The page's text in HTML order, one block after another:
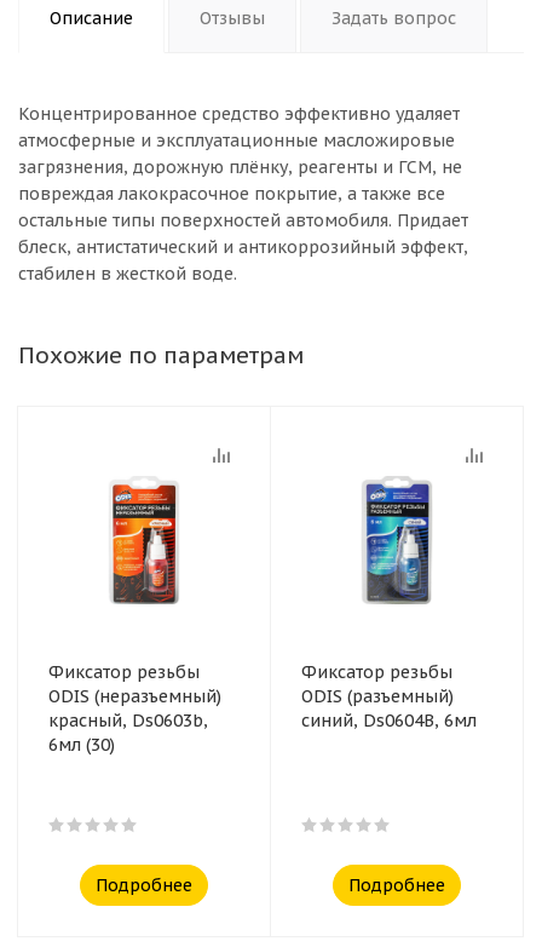
Описание Отзывы Задать вопрос
Концентрированное средство эффективно удаляет
атмосферные и эксплуатационные масложировые
загрязнения, дорожную плёнку, реагенты и ГСМ, не
повреждая лакокрасочное покрытие, а также все
остальные типы поверхностей автомобиля. Придает
блеск, антистатический и антикоррозийный эффект,
стабилен в жесткой воде.
Похожие по параметрам
Фиксатор резьбы
ODIS (неразъемный)
красный, Ds0603b,
6мл (30)
Подробнее
Фиксатор резьбы
ODIS (разъемный)
синий, Ds0604B, 6мл
Подробнее